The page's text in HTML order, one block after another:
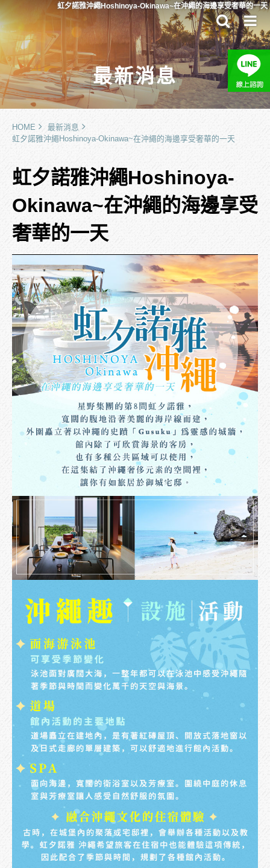
虹夕諾雅沖繩Hoshinoya-Okinawa~在沖繩的海邊享受奢華的一天
最新消息
HOME
最新消息
虹夕諾雅沖繩Hoshinoya-Okinawa~在沖繩的海邊享受奢華的一天
虹夕諾雅沖繩Hoshinoya-
Okinawa~在沖繩的海邊享受
奢華的一天